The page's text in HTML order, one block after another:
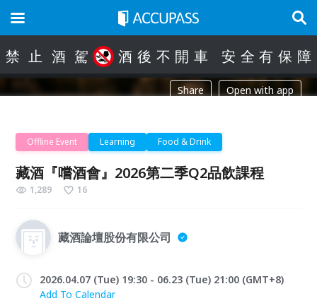
禁 止 酒 駕 酒 後 不 開 車 安 全 有 保 障
Share Open with app
Offline Event Learning Food & Drink
藏酒『嚐酒會』2026第二季Q2品飲課程
1,289 16
藏酒論壇股份有限公司
2026.04.07 (Tue) 19:30 - 06.23 (Tue) 21:00 (GMT+8)
Add To Calendar